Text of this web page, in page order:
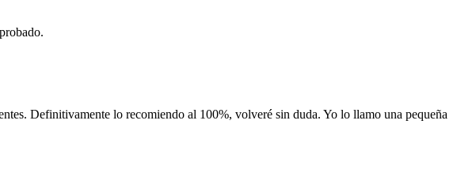
Definitivamente lo recomiendo al 100%, volveré sin duda. Yo lo llamo una pequeña